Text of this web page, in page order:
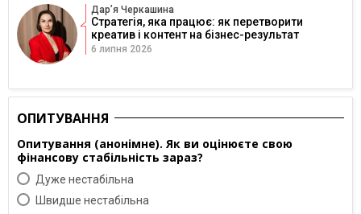
Дарʼя Черкашина
Стратегія, яка працює: як перетворити
креатив і контент на бізнес-результат
6 липня 2026
ОПИТУВАННЯ
Опитування (анонімне). Як ви оцінюєте свою
фінансову стабільність зараз?
Дуже нестабільна
Швидше нестабільна